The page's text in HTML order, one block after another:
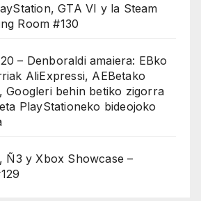
GTA VI y la Steam
Room #130
– Denboraldi amaiera: EBko
AliExpressi, AEBetako
Googleri behin betiko zigorra
PlayStationeko bideojoko
Ñ3 y Xbox Showcase –